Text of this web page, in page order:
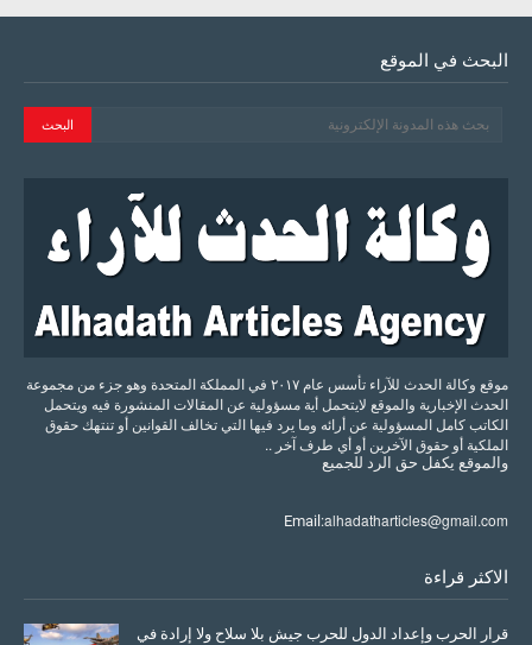
البحث في الموقع
موقع وكالة الحدث للآراء تأسس عام ٢٠١٧ في المملكة المتحدة وهو جزء من مجموعة
الحدث الإخبارية والموقع لايتحمل أية مسؤولية عن المقالات المنشورة فيه ويتحمل
الكاتب كامل المسؤولية عن أرائه وما يرد فيها التي تخالف القوانين أو تنتهك حقوق
الملكية أو حقوق الآخرين أو أي طرف آخر ..
والموقع يكفل حق الرد للجميع
Email:alhadatharticles@gmail.com
الاكثر قراءة
قرار الحرب وإعداد الدول للحرب جيش بلا سلاح ولا إرادة في